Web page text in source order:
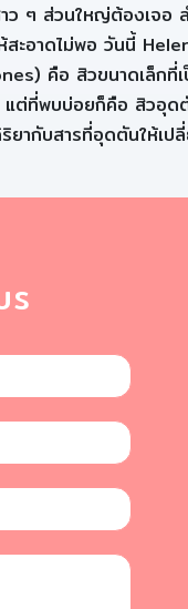
ว ๆ ส่วนใหญ่ต้องเจอ
สะอาดไม่พอ วันนี้
คือ สิวขนาดเล็กที่
แต่ที่พบบ่อยก็คือ สิวอุ
ากับสารที่อุดตันให้เป